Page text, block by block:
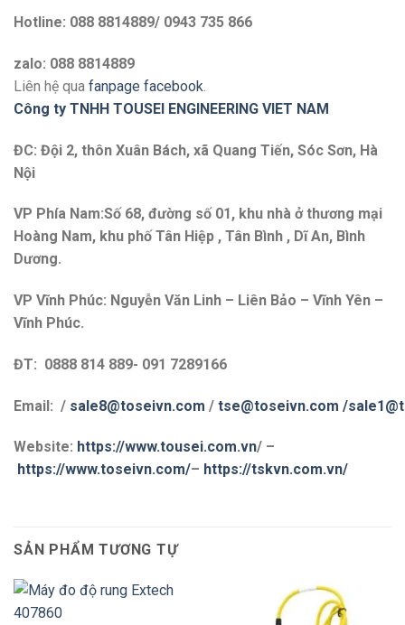
Hotline: 088 8814889/ 0943 735 866
zalo: 088 8814889
Liên hệ qua fanpage facebook
Công ty TNHH TOUSEI ENGINEERING VIET NAM
ĐC: Đội 2, thôn Xuân Bách, xã Quang Tiến, Sóc Sơn, Hà
Nội
VP Phía Nam:Số 68, đường số 01, khu nhà ở thương mại
Hoàng Nam, khu phố Tân Hiệp , Tân Bình , Dĩ An, Bình
Dương.
VP Vĩnh Phúc: Nguyễn Văn Linh – Liên Bảo – Vĩnh Yên –
Vĩnh Phúc.
ĐT: 0888 814 889- 091 7289166
Email: / sale8@toseivn.com / tse@toseivn.com /
Website: https://www.tousei.com.vn/ –
https://www.toseivn.com/– https://tskvn.com.vn/
SẢN PHẨM TƯƠNG TỰ